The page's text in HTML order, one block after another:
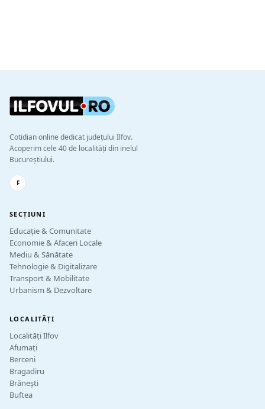
Cotidian online dedicat județului Ilfov.
Acoperim cele 40 de localități din inelul
Bucureștiului.
F
SECȚIUNI
Educație & Comunitate
Economie & Afaceri Locale
Mediu & Sănătate
Tehnologie & Digitalizare
Transport & Mobilitate
Urbanism & Dezvoltare
LOCALITĂȚI
Localități Ilfov
Afumați
Berceni
Bragadiru
Brănești
Buftea